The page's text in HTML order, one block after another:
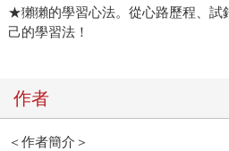
★獺獺的學習心法。從心路歷程、試
己的學習法！
作者
＜作者簡介＞